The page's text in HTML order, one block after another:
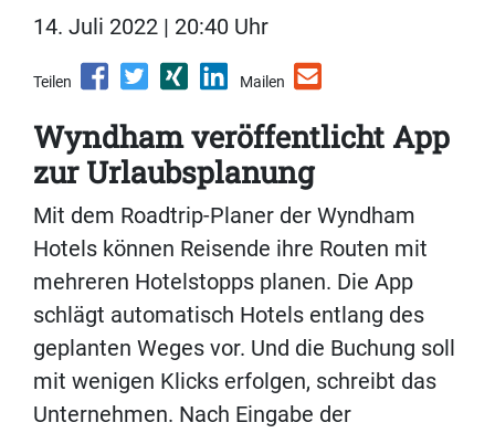
14. Juli 2022 | 20:40 Uhr
Teilen Mailen
Wyndham veröffentlicht App
zur Urlaubsplanung
Mit dem Roadtrip-Planer der Wyndham
Hotels können Reisende ihre Routen mit
mehreren Hotelstopps planen. Die App
schlägt automatisch Hotels entlang des
geplanten Weges vor. Und die Buchung soll
mit wenigen Klicks erfolgen, schreibt das
Unternehmen. Nach Eingabe der